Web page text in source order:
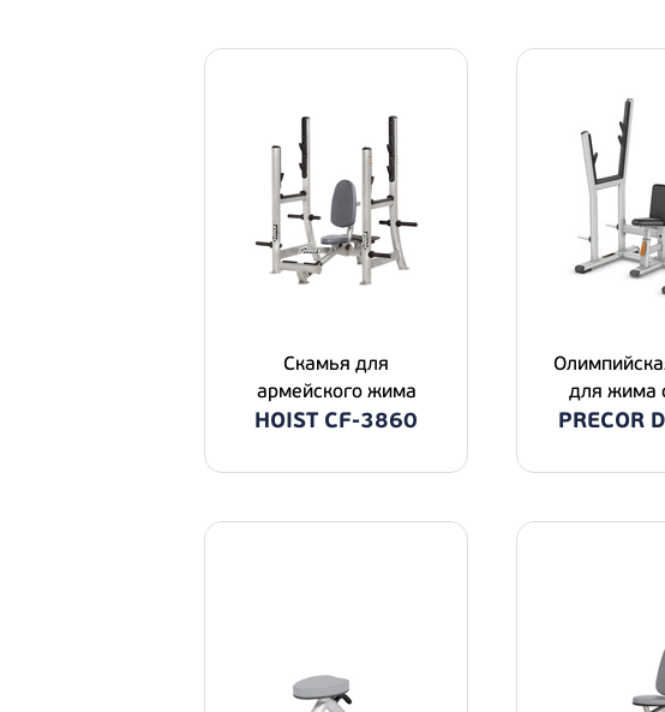
Скамья для
армейского жима
HOIST CF-3860
для жима
PRECOR